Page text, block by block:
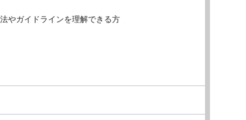
やガイドラインを理解できる方